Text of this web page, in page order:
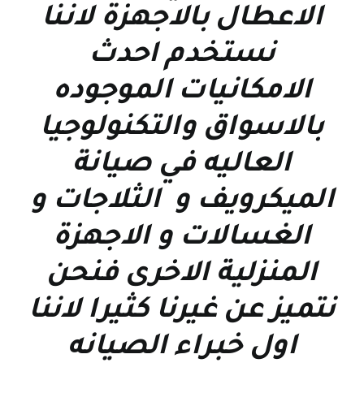
الاعطال بالاجهزة لاننا
نستخدم احدث
الامكانيات الموجوده
بالاسواق والتكنولوجيا
العاليه في صيانة
الميكرويف و الثلاجات و
الغسالات و الاجهزة
المنزلية الاخرى فنحن
نتميز عن غيرنا كثيرا لاننا
اول خبراء الصيانه